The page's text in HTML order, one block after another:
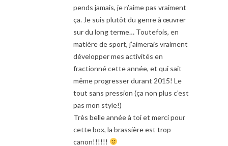
pends jamais, je n’aime pas vraiment
ça. Je suis plutôt du genre à œuvrer
sur du long terme… Toutefois, en
matière de sport, j’aimerais vraiment
développer mes activités en
fractionné cette année, et qui sait
même progresser durant 2015! Le
tout sans pression (ça non plus c’est
pas mon style!)
Très belle année à toi et merci pour
cette box, la brassière est trop
canon!!!!!!